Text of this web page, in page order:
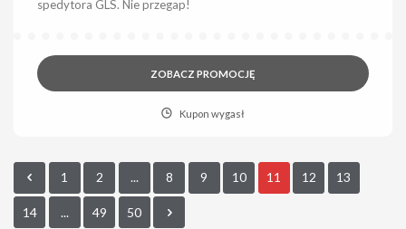
spedytora GLS. Nie przegap!
ZOBACZ PROMOCJĘ
Kupon wygasł
1 2 ... 8 9 10 11 12 13
14 ... 49 50